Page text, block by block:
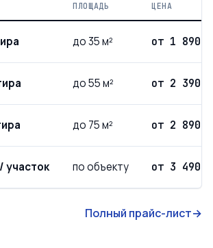
ПЛОЩАДЬ ЦЕНА
до 35 м² от 1 890 ₽
до 55 м² от 2 390 ₽
до 75 м² от 2 890 ₽
участок по объекту от 3 490 ₽
Полный прайс-лист→